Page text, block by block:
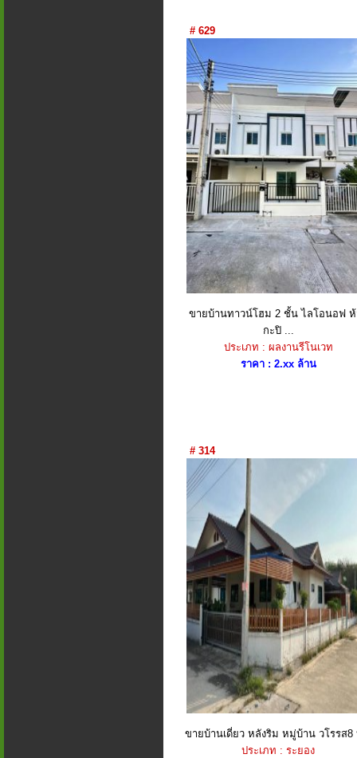
# 629
ขายบ้านทาวน์โฮม 2 ชั้น ไลโอนอฟ ห้
กะปิ ...
ประเภท : ผลงานรีโนเวท
ราคา : 2.xx ล้าน
# 314
ขายบ้านเดี่ยว หลังริม หมู่บ้าน วโรรส8
ประเภท : ระยอง